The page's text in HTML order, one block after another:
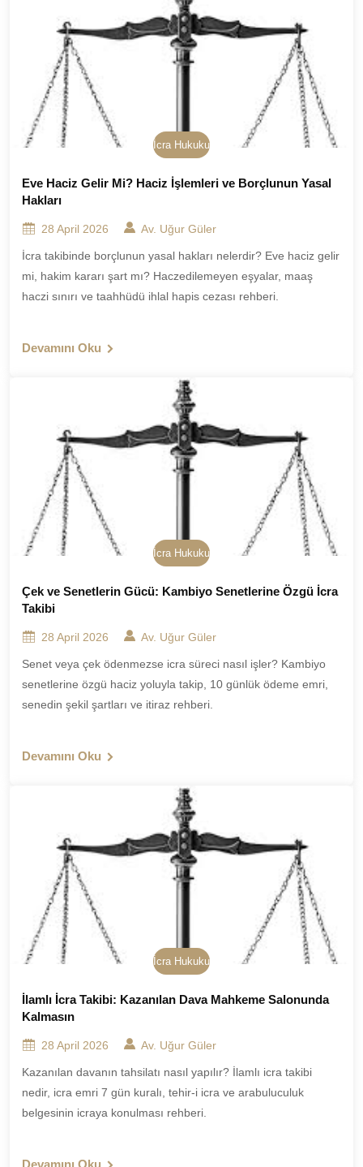
İcra Hukuku
Eve Haciz Gelir Mi? Haciz İşlemleri ve Borçlunun Yasal
Hakları
28 April 2026 Av. Uğur Güler
İcra takibinde borçlunun yasal hakları nelerdir? Eve haciz gelir
mi, hakim kararı şart mı? Haczedilemeyen eşyalar, maaş
haczi sınırı ve taahhüdü ihlal hapis cezası rehberi.
Devamını Oku
İcra Hukuku
Çek ve Senetlerin Gücü: Kambiyo Senetlerine Özgü İcra
Takibi
28 April 2026 Av. Uğur Güler
Senet veya çek ödenmezse icra süreci nasıl işler? Kambiyo
senetlerine özgü haciz yoluyla takip, 10 günlük ödeme emri,
senedin şekil şartları ve itiraz rehberi.
Devamını Oku
İcra Hukuku
İlamlı İcra Takibi: Kazanılan Dava Mahkeme Salonunda
Kalmasın
28 April 2026 Av. Uğur Güler
Kazanılan davanın tahsilatı nasıl yapılır? İlamlı icra takibi
nedir, icra emri 7 gün kuralı, tehir-i icra ve arabuluculuk
belgesinin icraya konulması rehberi.
Devamını Oku